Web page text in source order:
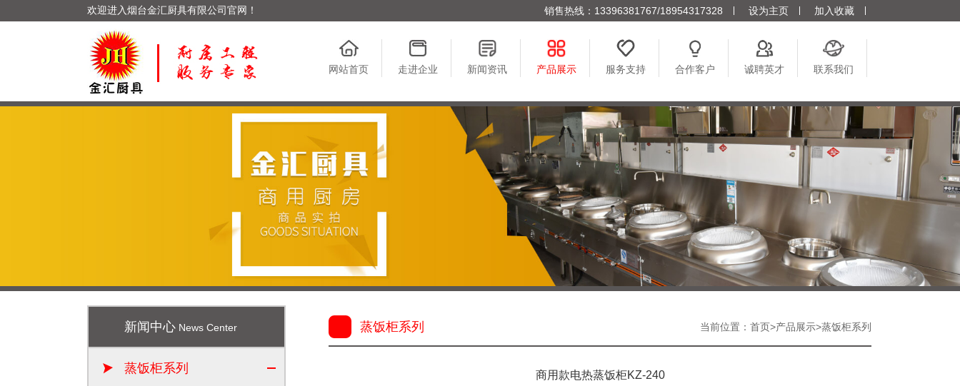
欢迎进入烟台金汇厨具有限公司官网！ 销售热线：13396381767/18954317328 设为主页 加入收藏
网站首页 走进企业 新闻资讯 产品展示 服务支持 合作客户 诚聘英才 联系我们
新闻中心 News Center
蒸饭柜系列
蒸饭柜系列 当前位置： 首页 >产品展示>蒸饭柜系列
商用款电热蒸饭柜KZ-240